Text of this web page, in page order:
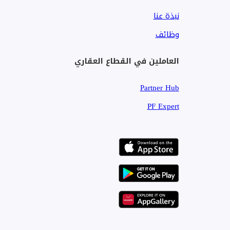
مجتمع تجاري وسكني راسخ
اتصل بنا اليوم لترتيب زيارة.
نبذة عنا
وظائف
العاملين في القطاع العقاري
Partner Hub
PF Expert